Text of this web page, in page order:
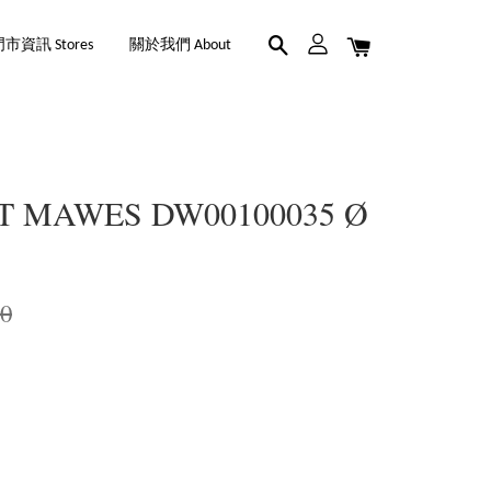
市資訊 Stores 關於我們 About
MAWES DW00100035 Ø